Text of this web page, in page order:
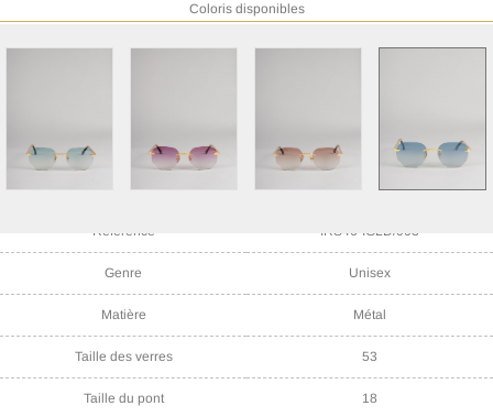
Coloris disponibles
Référence IRS46-IGLD/003
Genre Unisex
Matière Métal
Taille des verres 53
Taille du pont 18